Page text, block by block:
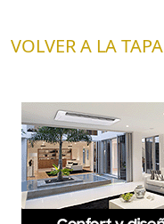
VOLVER A LA TAPA